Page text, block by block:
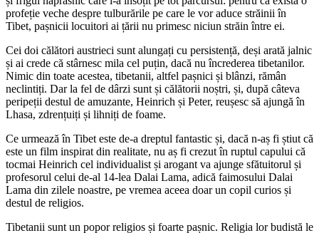
profeție veche despre tulburările pe care le vor aduce străinii în
Tibet, pașnicii locuitori ai țării nu primesc niciun străin între ei.
Cei doi călători austrieci sunt alungați cu persistență, deși arată jalnic
și ai crede că stârnesc mila cel puțin, dacă nu încrederea tibetanilor.
Nimic din toate acestea, tibetanii, altfel pașnici și blânzi, rămân
neclintiți. Dar la fel de dârzi sunt și călătorii noștri, și, după câteva
peripeții destul de amuzante, Heinrich și Peter, reușesc să ajungă în
Lhasa, zdrențuiți și lihniți de foame.
Ce urmează în Tibet este de-a dreptul fantastic și, dacă n-aș fi știut că
este un film inspirat din realitate, nu aș fi crezut în ruptul capului că
tocmai Heinrich cel individualist și arogant va ajunge sfătuitorul și
profesorul celui de-al 14-lea Dalai Lama, adică faimosului Dalai
Lama din zilele noastre, pe vremea aceea doar un copil curios și
destul de religios.
Tibetanii sunt un popor religios și foarte pașnic. Religia lor budistă le